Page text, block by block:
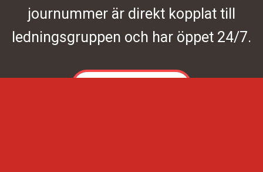
journummer är direkt kopplat till
ledningsgruppen och har öppet 24/7.